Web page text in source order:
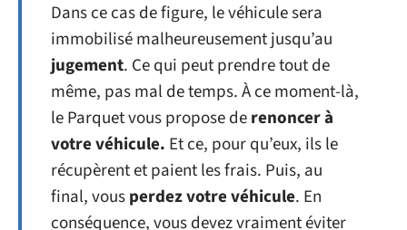
Dans ce cas de figure, le véhicule sera
immobilisé malheureusement jusqu’au
jugement. Ce qui peut prendre tout de
même, pas mal de temps. À ce moment-là,
le Parquet vous propose derenoncer à
votre véhicule. Et ce, pour qu’eux, ils le
récupèrent et paient les frais. Puis, au
final, vousperdez votre véhicule. En
conséquence, vous devez vraiment éviter